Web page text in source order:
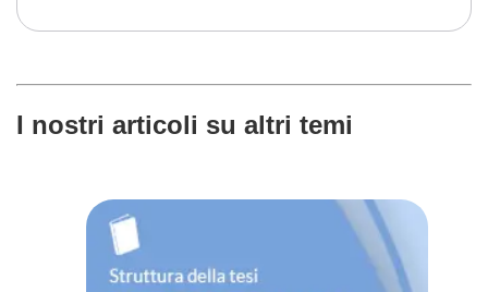
I nostri articoli su altri temi